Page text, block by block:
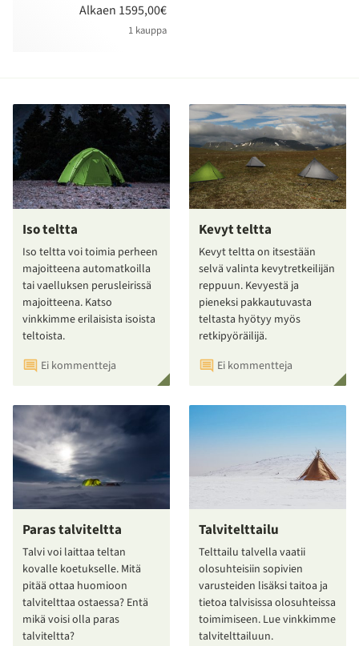
Alkaen 1595,00€
1 kauppa
Iso teltta
Iso teltta voi toimia perheen
majoitteena automatkoilla
tai vaelluksen perusleirissä
majoitteena. Katso
vinkkimme erilaisista isoista
teltoista.
Ei kommentteja
Kevyt teltta
Kevyt teltta on itsestään
selvä valinta kevytretkeilijän
reppuun. Kevyestä ja
pieneksi pakkautuvasta
teltasta hyötyy myös
retkipyöräilijä.
Ei kommentteja
Paras talviteltta
Talvi voi laittaa teltan
kovalle koetukselle. Mitä
pitää ottaa huomioon
talvitelttaa ostaessa? Entä
mikä voisi olla paras
talviteltta?
Talvitelttailu
Telttailu talvella vaatii
olosuhteisiin sopivien
varusteiden lisäksi taitoa ja
tietoa talvisissa olosuhteissa
toimimiseen. Lue vinkkimme
talvitelttailuun.